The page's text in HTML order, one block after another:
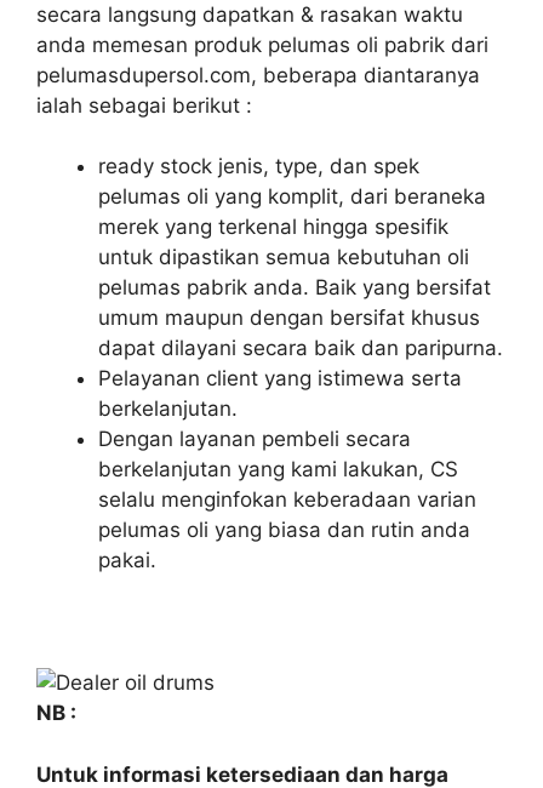
secara langsung dapatkan & rasakan waktu
anda memesan produk pelumas oli pabrik dari
pelumasdupersol.com, beberapa diantaranya
ialah sebagai berikut :
ready stock jenis, type, dan spek
pelumas oli yang komplit, dari beraneka
merek yang terkenal hingga spesifik
untuk dipastikan semua kebutuhan oli
pelumas pabrik anda. Baik yang bersifat
umum maupun dengan bersifat khusus
dapat dilayani secara baik dan paripurna.
Pelayanan client yang istimewa serta
berkelanjutan.
Dengan layanan pembeli secara
berkelanjutan yang kami lakukan, CS
selalu menginfokan keberadaan varian
pelumas oli yang biasa dan rutin anda
pakai.
NB :
Untuk informasi ketersediaan dan harga